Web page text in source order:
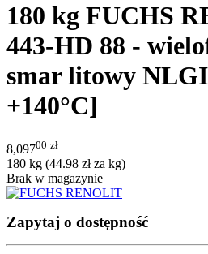
180 kg FUCHS
443-HD 88 -
smar litowy
+140°C]
8,09700 zł
180 kg (44.98 złza kg)
Brak w magazynie
Zapytaj o dostępność